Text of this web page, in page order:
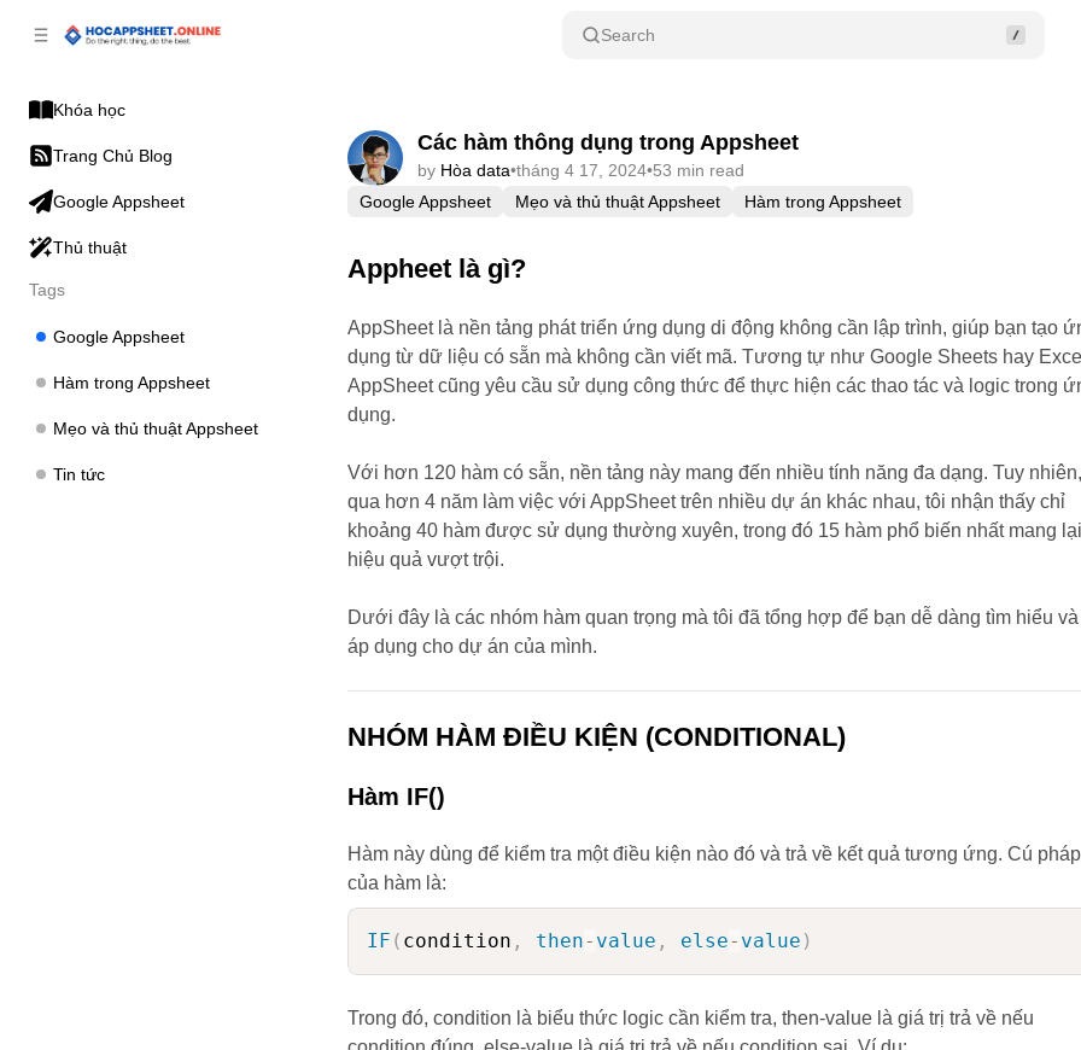
Search
Khóa học
Trang Chủ Blog
Google Appsheet
Thủ thuật
Tags
Google Appsheet
Hàm trong Appsheet
Mẹo và thủ thuật Appsheet
Tin tức
Các hàm thông dụng trong Appsheet
by Hòa data•tháng 4 17, 2024•53 min read
Google Appsheet
Mẹo và thủ thuật Appsheet Hàm trong Appsheet
Appheet là gì?
AppSheet là nền tảng phát triển ứng dụng di động không cần lập trình, giúp bạn tạo
dụng từ dữ liệu có sẵn mà không cần viết mã. Tương tự như Google Sheets hay
AppSheet cũng yêu cầu sử dụng công thức để thực hiện các thao tác và logic trong
dụng.
Với hơn 120 hàm có sẵn, nền tảng này mang đến nhiều tính năng đa dạng. Tuy
qua hơn 4 năm làm việc với AppSheet trên nhiều dự án khác nhau, tôi nhận thấy chỉ
khoảng 40 hàm được sử dụng thường xuyên, trong đó 15 hàm phổ biến nhất mang
hiệu quả vượt trội.
Dưới đây là các nhóm hàm quan trọng mà tôi đã tổng hợp để bạn dễ dàng tìm hiểu và
áp dụng cho dự án của mình.
NHÓM HÀM ĐIỀU KIỆN (CONDITIONAL)
Hàm IF()
Hàm này dùng để kiểm tra một điều kiện nào đó và trả về kết quả tương ứng. Cú pháp
của hàm là:
IF ( condition , then- value , else- value )
Trong đó, condition là biểu thức logic cần kiểm tra, then-value là giá trị trả về nếu